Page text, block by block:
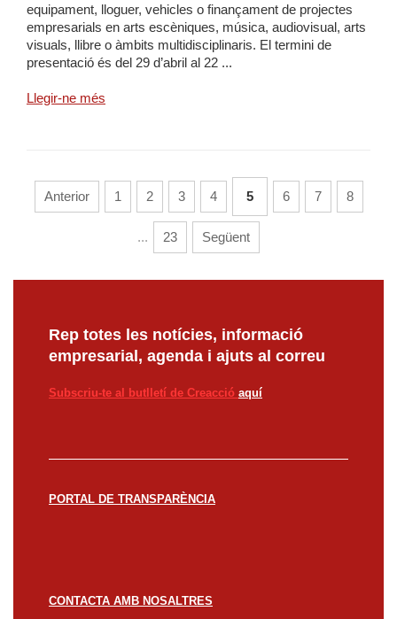
equipament, lloguer, vehicles o finançament de projectes
empresarials en arts escèniques, música, audiovisual, arts
visuals, llibre o àmbits multidisciplinaris. El termini de
presentació és del 29 d’abril al 22 ...
Llegir-ne més
Anterior 1 2 3 4 5 6 7 8
... 23 Següent
Rep totes les notícies, informació
empresarial, agenda i ajuts al correu
Subscriu-te al butlletí de Creacció aquí
PORTAL DE TRANSPARÈNCIA
CONTACTA AMB NOSALTRES